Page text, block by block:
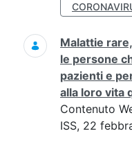
Malattie
le persone
pazienti e
alla loro vita
Contenuto
ISS, 22